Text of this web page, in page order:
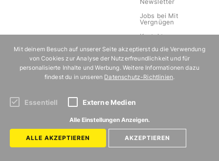
Jobs bei Mit
Vergnügen
Kontakt
Mediakit
Impressum
Datenschutz
Abonniere unseren Newsletter!
Mit deinem Besuch auf unserer Seite akzeptierst du die Verwendung
von Cookies zur Analyse der Nutzerfreundlichkeit und für
personalisierte Inhalte und Werbung. Weitere Informationen dazu
findest du in unseren Datenschutz-Richtlinien.
Essentiell Externe Medien
Alle Einstellungen Anzeigen.
ALLE AKZEPTIEREN AKZEPTIEREN